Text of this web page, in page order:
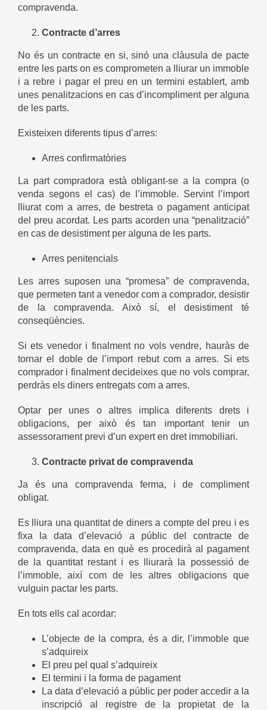
compravenda.
Contracte d’arres
No és un contracte en si, sinó una clàusula de pacte
entre les parts on es comprometen a lliurar un immoble
i a rebre i pagar el preu en un termini establert, amb
unes penalitzacions en cas d’incompliment per alguna
de les parts.
Existeixen diferents tipus d’arres:
Arres confirmatòries
La part compradora està obligant-se a la compra (o
venda segons el cas) de l’immoble. Servint l’import
lliurat com a arres, de bestreta o pagament anticipat
del preu acordat. Les parts acorden una “penalització”
en cas de desistiment per alguna de les parts.
Arres penitencials
Les arres suposen una “promesa” de compravenda,
que permeten tant a venedor com a comprador, desistir
de la compravenda. Això sí, el desistiment té
conseqüències.
Si ets venedor i finalment no vols vendre, hauràs de
tornar el doble de l’import rebut com a arres. Si ets
comprador i finalment decideixes que no vols comprar,
perdràs els diners entregats com a arres.
Optar per unes o altres implica diferents drets i
obligacions, per això és tan important tenir un
assessorament previ d’un expert en dret immobiliari.
Contracte privat de compravenda
Ja és una compravenda ferma, i de compliment
obligat.
Es lliura una quantitat de diners a compte del preu i es
fixa la data d’elevació a públic del contracte de
compravenda, data en què es procedirà al pagament
de la quantitat restant i es lliurarà la possessió de
l’immoble, així com de les altres obligacions que
vulguin pactar les parts.
En tots ells cal acordar:
L’objecte de la compra, és a dir, l’immoble que
s’adquireix
El preu pel qual s’adquireix
El termini i la forma de pagament
La data d’elevació a públic per poder accedir a la
inscripció al registre de la propietat de la